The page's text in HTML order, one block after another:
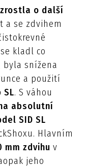
o další
a se zdvihem
kladl co
byla snížena
a použití
SL. S váhou
absolutní
SID SL
Hlavním
mm zdvihuv
jeho